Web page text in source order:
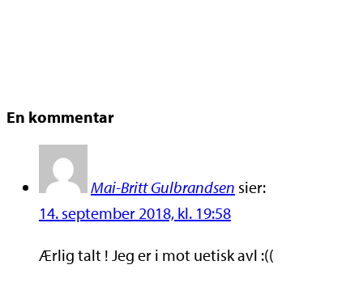
En kommentar
Mai-Britt Gulbrandsen sier:
14. september 2018, kl. 19:58
Ærlig talt ! Jeg er i mot uetisk avl :((